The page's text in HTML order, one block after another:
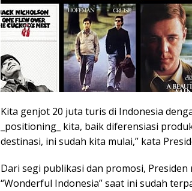
Kita genjot 20 juta turis di Indonesia
_positioning_ kita, baik diferensiasi
destinasi, ini sudah kita mulai,” kata
Dari segi publikasi dan promosi,
“Wonderful Indonesia” saat ini sudah